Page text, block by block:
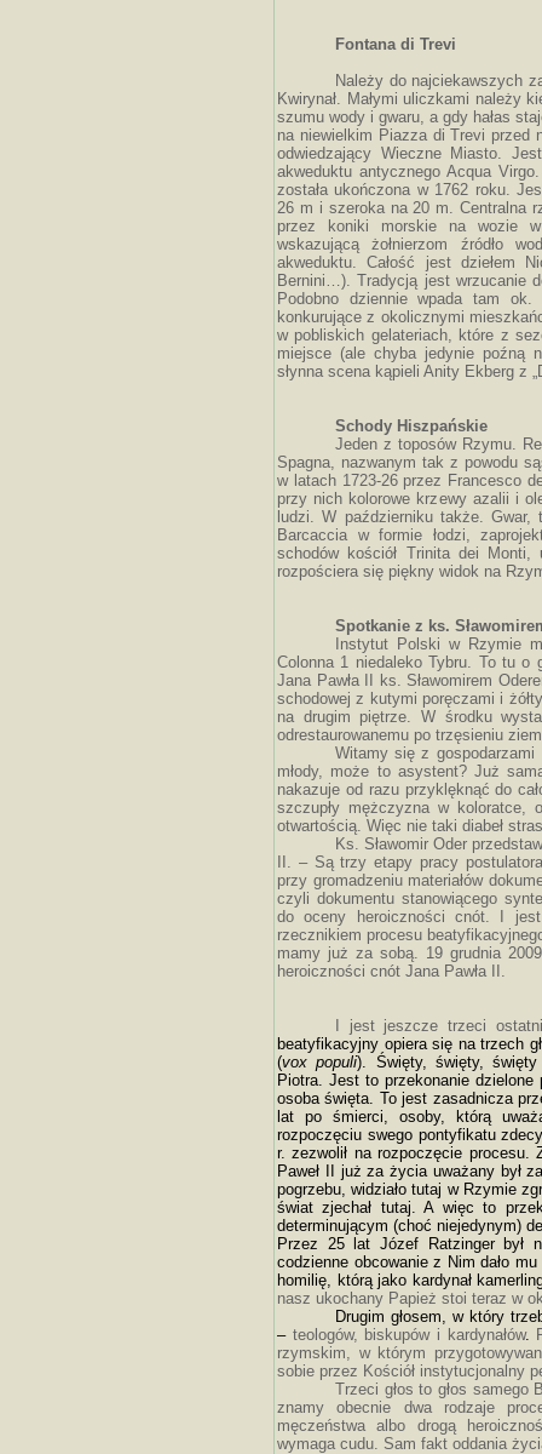
Fontana di Trevi
Należy do najciekawszych
Kwirynał. Małymi uliczkami należy
szumu wody i gwaru, a gdy hałas
na niewielkim Piazza di Trevi przed
odwiedzający Wieczne Miasto.
akweduktu antycznego Acqua
została ukończona w 1762 roku.
26 m i szeroka na 20 m. Centralna
przez koniki morskie na wozie w
wskazującą żołnierzom źródło
akweduktu. Całość jest dziełem
Bernini…). Tradycją jest wrzucanie
Podobno dziennie wpada tam
konkurujące z okolicznymi
w pobliskich gelateriach, które z
miejsce (ale chyba jedynie poźną
słynna scena kąpieli Anity Ekberg z
Schody Hiszpańskie
Jeden z toposów Rzymu.
Spagna, nazwanym tak z powodu
w latach 1723-26 przez Francesco
przy nich kolorowe krzewy azalii i
ludzi. W październiku także. Gwar,
Barcaccia w formie łodzi,
schodów kościół Trinita dei
rozpościera się piękny widok na
Spotkanie z ks.
Instytut Polski w Rzymie
Colonna 1 niedaleko Tybru. To tu o
Jana Pawła II ks. Sławomirem
schodowej z kutymi poręczami i
na drugim piętrze. W środku
odrestaurowanemu po trzęsieniu
Witamy się z
młody, może to asystent? Już
nakazuje od razu przyklęknąć do
szczupły mężczyzna w koloratce,
otwartością. Więc nie taki diabeł
Ks. Sławomir Oder
II. – Są trzy etapy pracy
przy gromadzeniu materiałów
czyli dokumentu stanowiącego
do oceny heroiczności cnót. I
rzecznikiem procesu
mamy już za sobą. 19 grudnia
heroiczności cnót Jana Pawła II.
I jest jeszcze trzeci
beatyfikacyjny opiera się na trzech
(vox populi). Święty, święty,
Piotra. Jest to przekonanie dzielone
osoba święta. To jest zasadnicza
lat po śmierci, osoby, którą
rozpoczęciu swego pontyfikatu
r. zezwolił na rozpoczęcie procesu.
Paweł II już za życia uważany był
pogrzebu, widziało tutaj w Rzymie
świat zjechał tutaj. A więc to
determinującym (choć niejedynym)
Przez 25 lat Józef Ratzinger był
codzienne obcowanie z Nim dało
homilię, którą jako kardynał
nasz ukochany Papież stoi teraz w
Drugim głosem, w który
– teologów, biskupów i kardynałów.
rzymskim, w którym
sobie przez Kościół instytucjonalny
Trzeci głos to głos
znamy obecnie dwa rodzaje
męczeństwa albo drogą
wymaga cudu. Sam fakt oddania